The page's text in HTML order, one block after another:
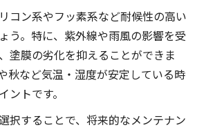
コン系やフッ素系など耐候性の高い
う。特に、紫外線や雨風の影響を受
塗膜の劣化を抑えることができま
秋など気温・湿度が安定している時
ントです。
択することで、将来的なメンテナン